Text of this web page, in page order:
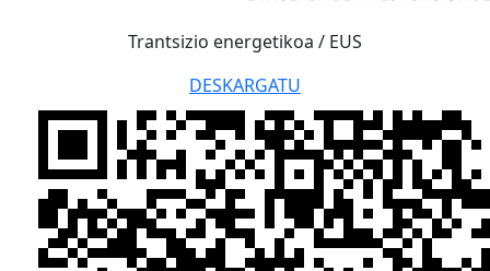
Trantsizio energetikoa / EUS
DESKARGATU